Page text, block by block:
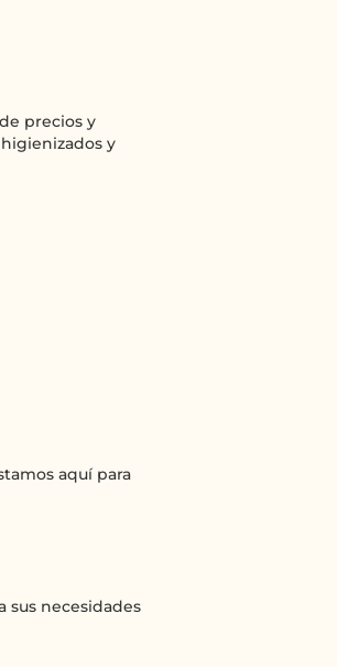
precios y
y
aquí para
sus necesidades